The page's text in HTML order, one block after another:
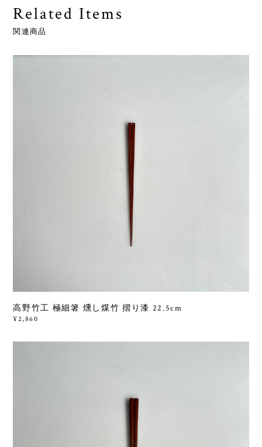
Related Items
関連商品
高野竹工 極細箸 燻し煤竹 摺り漆 22.5cm
¥2,860